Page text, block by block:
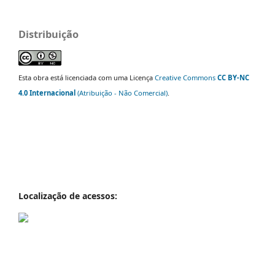
Distribuição
Esta obra está licenciada com uma Licença Creative Commons CC BY-NC
4.0 Internacional (Atribuição - Não Comercial)
Localização de acessos: